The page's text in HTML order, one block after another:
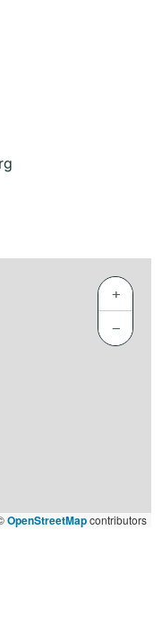
+
−
OpenStreetMapcontributors